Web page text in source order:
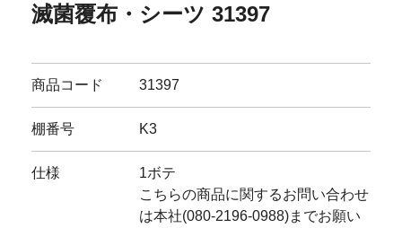
滅菌覆布・シーツ 31397
商品コード 31397
棚番号 K3
仕様
1ボテ
こちらの商品に関するお問い合わせ
は本社(080-2196-0988)までお願い